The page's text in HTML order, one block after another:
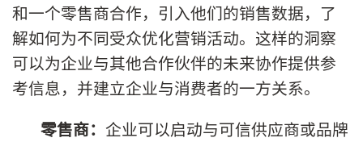
和一个零售商合作，引入他们的销售数据，了
解如何为不同受众优化营销活动。这样的洞察
可以为企业与其他合作伙伴的未来协作提供参
考信息，并建立企业与消费者的一方关系。
零售商： 企业可以启动与可信供应商或品牌